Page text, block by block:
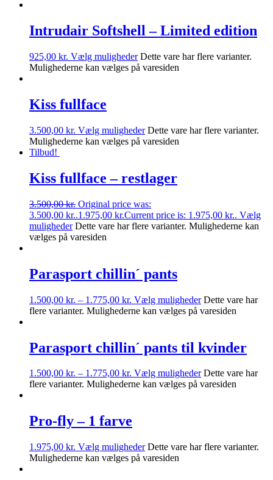
Intrudair Softshell – Limited edition
925,00 kr. Vælg muligheder Dette vare har flere varianter.
Mulighederne kan vælges på varesiden
Kiss fullface
3.500,00 kr. Vælg muligheder Dette vare har flere varianter.
Mulighederne kan vælges på varesiden
Tilbud!
Kiss fullface – restlager
3.500,00kr. Original price was:
3.500,00 kr..1.975,00 kr.Current price is: 1.975,00 kr.. Vælg
muligheder Dette vare har flere varianter. Mulighederne kan
vælges på varesiden
Parasport chillin´ pants
1.500,00 kr. – 1.775,00 kr. Vælg muligheder Dette vare har
flere varianter. Mulighederne kan vælges på varesiden
Parasport chillin´ pants til kvinder
1.500,00 kr. – 1.775,00 kr. Vælg muligheder Dette vare har
flere varianter. Mulighederne kan vælges på varesiden
Pro-fly – 1 farve
1.975,00 kr. Vælg muligheder Dette vare har flere varianter.
Mulighederne kan vælges på varesiden